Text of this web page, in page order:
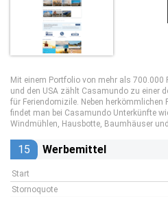
Mit einem Portfolio von mehr als 700.000
und den USA zählt Casamundo zu einer
für Feriendomizile. Neben herkömmlichen
findet man bei Casamundo Unterkünfte
Windmühlen, Hausbotte, Baumhäuser
15 Werbemittel
Start
Stornoquote